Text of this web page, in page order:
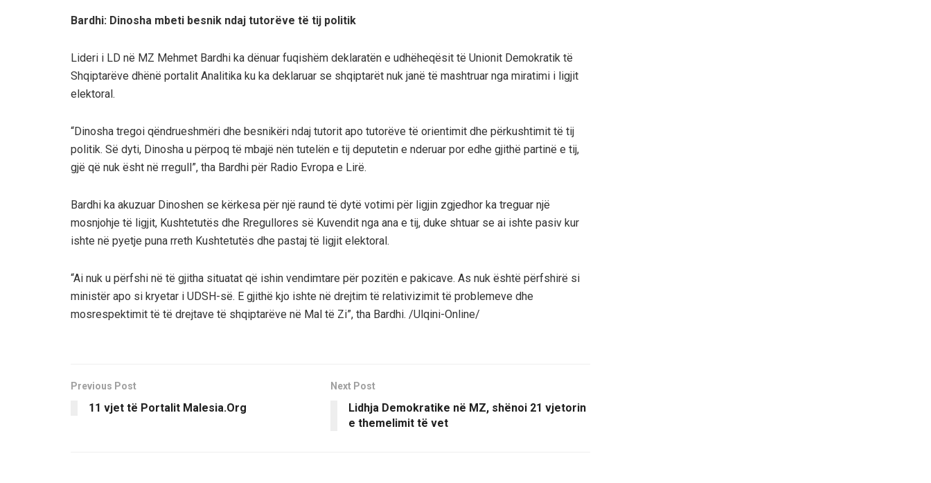
Bardhi: Dinosha mbeti besnik ndaj tutorëve të tij politik
Lideri i LD në MZ Mehmet Bardhi ka dënuar fuqishëm deklaratën e udhëheqësit të Unionit Demokratik të
Shqiptarëve dhënë portalit Analitika ku ka deklaruar se shqiptarët nuk janë të mashtruar nga miratimi i ligjit
elektoral.
“Dinosha tregoi qëndrueshmëri dhe besnikëri ndaj tutorit apo tutorëve të orientimit dhe përkushtimit të tij
politik. Së dyti, Dinosha u përpoq të mbajë nën tutelën e tij deputetin e nderuar por edhe gjithë partinë e tij,
gjë që nuk ësht në rregull”, tha Bardhi për Radio Evropa e Lirë.
Bardhi ka akuzuar Dinoshen se kërkesa për një raund të dytë votimi për ligjin zgjedhor ka treguar një
mosnjohje të ligjit, Kushtetutës dhe Rregullores së Kuvendit nga ana e tij, duke shtuar se ai ishte pasiv kur
ishte në pyetje puna rreth Kushtetutës dhe pastaj të ligjit elektoral.
“Ai nuk u përfshi në të gjitha situatat që ishin vendimtare për pozitën e pakicave. As nuk është përfshirë si
ministër apo si kryetar i UDSH-së. E gjithë kjo ishte në drejtim të relativizimit të problemeve dhe
mosrespektimit të të drejtave të shqiptarëve në Mal të Zi”, tha Bardhi. /Ulqini-Online/
Previous Post
11 vjet të Portalit Malesia.Org
Next Post
Lidhja Demokratike në MZ, shënoi 21 vjetorin
e themelimit të vet